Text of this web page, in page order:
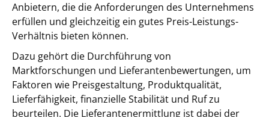
Anbietern, die die Anforderungen des Unternehmens
erfüllen und gleichzeitig ein gutes Preis-Leistungs-
Verhältnis bieten können.
Dazu gehört die Durchführung von
Marktforschungen und Lieferantenbewertungen, um
Faktoren wie Preisgestaltung, Produktqualität,
Lieferfähigkeit, finanzielle Stabilität und Ruf zu
beurteilen. Die Lieferantenermittlung ist dabei der